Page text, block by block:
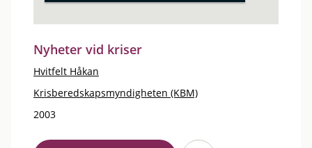
Nyheter vid kriser
Hvitfelt Håkan
Krisberedskapsmyndigheten (KBM)
2003